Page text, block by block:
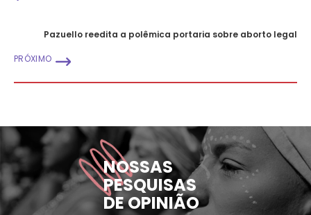
Pazuello reedita a polêmica portaria sobre aborto legal
PRÓXIMO
NOSSAS
PESQUISAS
DE OPINIÃO